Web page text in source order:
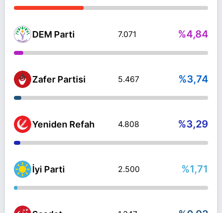
DEM Parti 7.071 %4,84
Zafer Partisi 5.467 %3,74
Yeniden Refah 4.808 %3,29
İyi Parti 2.500 %1,71